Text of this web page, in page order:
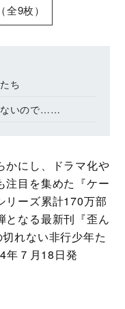
9枚）
ち
ないので……
かにし、ドラマ化や
注目を集めた『ケー
リーズ累計170万部
となる最新刊『歪ん
れない非行少年た
年７月18日発